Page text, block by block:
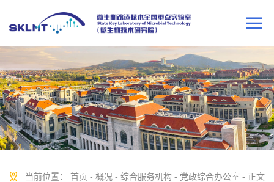
当前位置： 首页 - 概况 - 综合服务机构 - 党政综合办公室 - 正文